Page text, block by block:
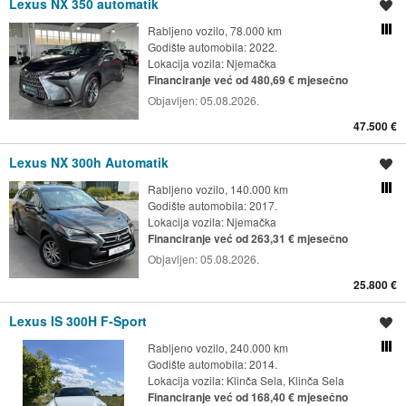
Lexus NX 350 automatik
Rabljeno vozilo, 78.000 km
Godište automobila: 2022.
Lokacija vozila: Njemačka
Financiranje već od 480,69 € mjesečno
Objavljen:05.08.2026.
47.500 €
Lexus NX 300h Automatik
Rabljeno vozilo, 140.000 km
Godište automobila: 2017.
Lokacija vozila: Njemačka
Financiranje već od 263,31 € mjesečno
Objavljen:05.08.2026.
25.800 €
Lexus IS 300H F-Sport
Rabljeno vozilo, 240.000 km
Godište automobila: 2014.
Lokacija vozila: Klinča Sela, Klinča Sela
Financiranje već od 168,40 € mjesečno